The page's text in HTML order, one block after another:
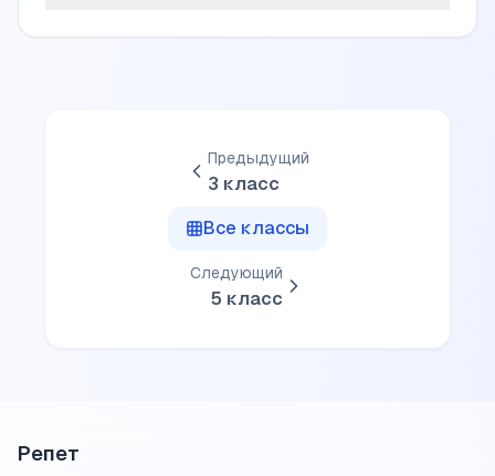
Предыдущий
3 класс
Все классы
Следующий
5 класс
Репет